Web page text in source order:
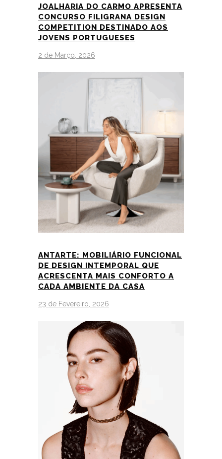
JOALHARIA DO CARMO APRESENTA
CONCURSO FILIGRANA DESIGN
COMPETITION DESTINADO AOS
JOVENS PORTUGUESES
2 de Março, 2026
ANTARTE: MOBILIÁRIO FUNCIONAL
DE DESIGN INTEMPORAL QUE
ACRESCENTA MAIS CONFORTO A
CADA AMBIENTE DA CASA
23 de Fevereiro, 2026